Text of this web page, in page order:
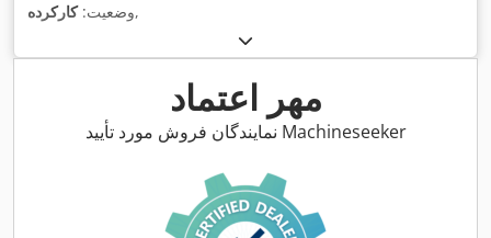
وضعیت:کارکرده ,
مهر اعتماد
نمایندگان فروش مورد تأیید Machineseeker